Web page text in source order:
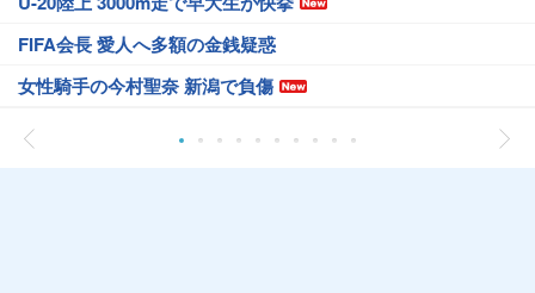
FIFA会長 愛人へ多額の金銭疑惑
女性騎手の今村聖奈 新潟で負傷